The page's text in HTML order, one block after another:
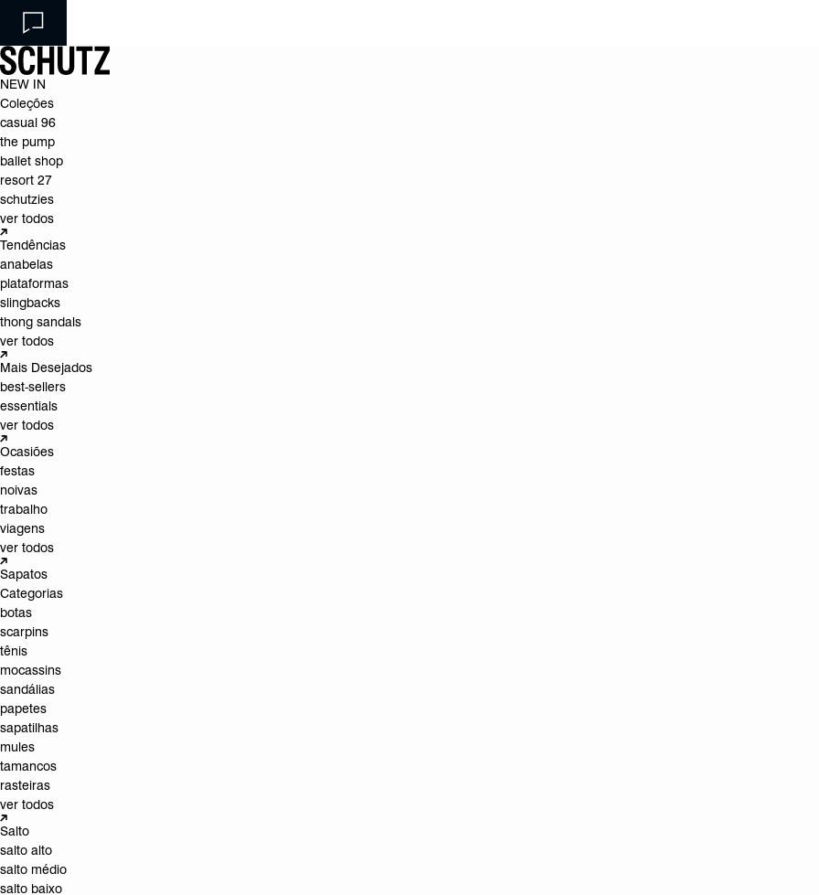
NEW IN
Coleções
casual 96
the pump
ballet shop
resort 27
schutzies
ver todos
Tendências
anabelas
plataformas
slingbacks
thong sandals
ver todos
Mais Desejados
best-sellers
essentials
ver todos
Ocasiões
festas
noivas
trabalho
viagens
ver todos
Sapatos
Categorias
botas
scarpins
tênis
mocassins
sandálias
papetes
sapatilhas
mules
tamancos
rasteiras
ver todos
Salto
salto alto
salto médio
salto baixo